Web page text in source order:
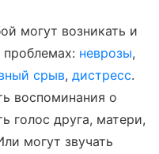
могут возникать и
проблемах: неврозы,
срыв, дистресс.
воспоминания о
голос друга, матери,
могут звучать